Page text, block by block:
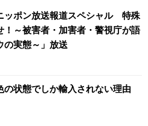
ッポン放送報道スペシャル 特殊
！～被害者・加害者・警視庁が語
の実態～」放送
の状態でしか輸入されない理由